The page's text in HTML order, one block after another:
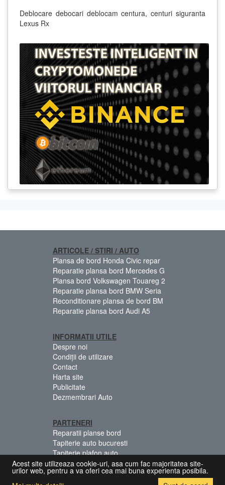
Deblocare debocari deblocam centura, centuri siguranta
Lexus Rx
ARTICOLE / STIRI / AUTO
Plansa de bord Honda Civic repar
Reparatie plansa bord Mercedes G
Plansa bord Volkswagen Touareg 2
Reparatie plansa bord BMW Seria
Reconditionare plansa de bord BM
Reparatie plansa bord Audi A5
INFORMATII UTILE
Despre noi
Condiții de utilizare
Contact
Harta site
Publicitate
Dezmembrari Auto
PARTENERI
Reparatii planse bord
Tapiterie auto bucuresti
Tapiterie plafon auto
Centuri siguranta colorate
Acest site utilizeaza cookie-uri, asa cum fac majoritatea site-
urilor web, pentru a va oferi cea mai buna experienta posibila.